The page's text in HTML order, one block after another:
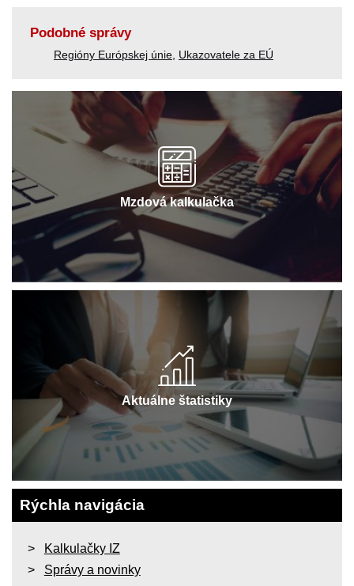
Podobné správy
Regióny Európskej únie Ukazovatele za EÚ
Mzdová kalkulačka
Aktuálne štatistiky
Rýchla navigácia
Kalkulačky IZ
Správy a novinky